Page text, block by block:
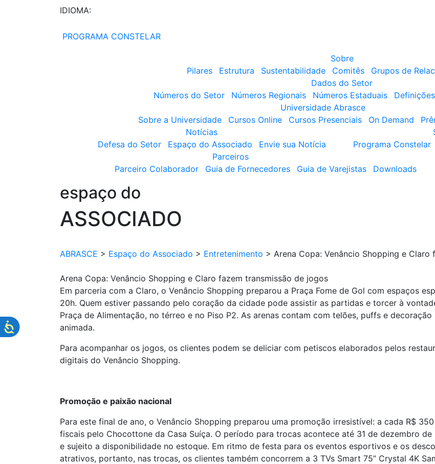
IDIOMA:
PROGRAMA CONSTELAR
Sobre
Pilares
Estrutura Sustentabilidade Comitês Grupos de
Dados do Setor
Números do Setor
Números Regionais Números Estaduais
Universidade Abrasce
Sobre a Universidade
Cursos Online Cursos Presenciais On Demand
Notícias
Defesa do Setor
Espaço do Associado Envie sua Notícia
Programa Constelar
Parceiros
Parceiro Colaborador
Guia de Fornecedores Guia de Varejistas Downloads
espaço do
ASSOCIADO
ABRASCE > Espaço do Associado > Entretenimento > Arena Copa: Venâncio Shopping e
Arena Copa: Venâncio Shopping e Claro fazem transmissão de jogos
Em parceria com a Claro, o Venâncio Shopping preparou a Praça Fome de Gol com espaços
20h. Quem estiver passando pelo coração da cidade pode assistir as partidas e torcer à
Praça de Alimentação, no térreo e no Piso P2. As arenas contam com telões, puffs e
animada.
Para acompanhar os jogos, os clientes podem se deliciar com petiscos elaborados pelos
digitais do Venâncio Shopping.
Promoção e paixão nacional
Para este final de ano, o Venâncio Shopping preparou uma promoção irresistível: a cada R$
fiscais pelo Chocottone da Casa Suíça. O período para trocas acontece até 31 de dezembro
e sujeito a disponibilidade no estoque. Em ritmo de festa para os eventos esportivos e os
atrativos, portanto, nas trocas, os clientes também concorrem a 3 TVs Smart 75” Crystal 4K